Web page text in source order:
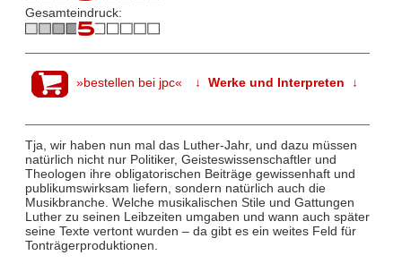
Gesamteindruck:
»bestellen bei jpc« ↓ Werke und Interpreten ↓
Tja, wir haben nun mal das Luther-Jahr, und dazu müssen
natürlich nicht nur Politiker, Geisteswissenschaftler und
Theologen ihre obligatorischen Beiträge gewissenhaft und
publikumswirksam liefern, sondern natürlich auch die
Musikbranche. Welche musikalischen Stile und Gattungen
Luther zu seinen Leibzeiten umgaben und wann auch später
seine Texte vertont wurden – da gibt es ein weites Feld für
Tonträgerproduktionen.